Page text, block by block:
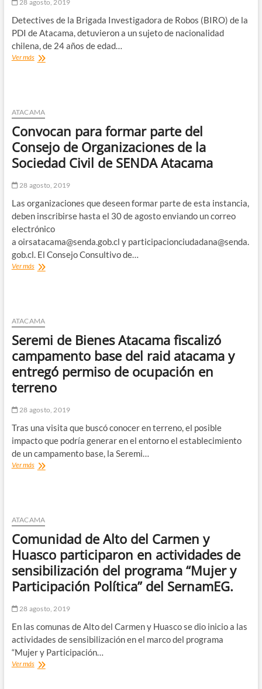
Jornada
Territorial
28 agosto, 2019
Detectives de la Brigada Investigadora de Robos (BIRO) de la
PDI de Atacama, detuvieron a un sujeto de nacionalidad
chilena, de 24 años de edad…
Ver másPDI
el
delito
de
con
violencia
ATACAMA
Convocan para formar parte del
Consejo de Organizaciones de la
Sociedad Civil de SENDA Atacama
28 agosto, 2019
Las organizaciones que deseen formar parte de esta instancia,
deben inscribirse hasta el 30 de agosto enviando un correo
electrónico
a oirsatacama@senda.gob.cl y participacionciudadana@senda.
gob.cl. El Consejo Consultivo de…
Ver másConvocan
Consejo
de
Organizaciones
la
Sociedad
Civil
de
Atacama
ATACAMA
Seremi de Bienes Atacama fiscalizó
campamento base del raid atacama y
entregó permiso de ocupación en
terreno
28 agosto, 2019
Tras una visita que buscó conocer en terreno, el posible
impacto que podría generar en el entorno el establecimiento
de un campamento base, la Seremi…
Ver másSeremi
campamento
base
del
atacama
y
entregó
permiso
ocupación
terreno
ATACAMA
Comunidad de Alto del Carmen y
Huasco participaron en actividades de
sensibilización del programa “Mujer y
Participación Política” del SernamEG.
28 agosto, 2019
En las comunas de Alto del Carmen y Huasco se dio inicio a las
actividades de sensibilización en el marco del programa
“Mujer y Participación…
Ver másComunidad